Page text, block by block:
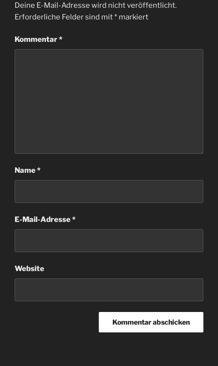
Deine E-Mail-Adresse wird nicht veröffentlicht.
Erforderliche Felder sind mit* markiert
Kommentar*
Name*
E-Mail-Adresse*
Website